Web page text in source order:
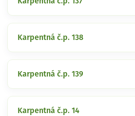
Karpentná č.p. 138
Karpentná č.p. 139
Karpentná č.p. 14